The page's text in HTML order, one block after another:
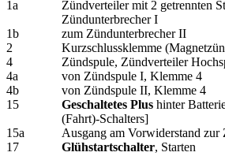
1a
Zündverteiler mit 2 getrennten
Zündunterbrecher I
1b
zum Zündunterbrecher II
2
Kurzschlussklemme
4
Zündspule, Zündverteiler
4a
von Zündspule I, Klemme 4
4b
von Zündspule II, Klemme 4
15
Geschaltetes Plus hinter
(Fahrt)-Schalters]
15a
Ausgang am Vorwiderstand zur
17
Glühstartschalter, Starten